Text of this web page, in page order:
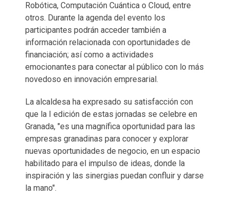
Robótica, Computación Cuántica o Cloud, entre
otros. Durante la agenda del evento los
participantes podrán acceder también a
información relacionada con oportunidades de
financiación; así como a actividades
emocionantes para conectar al público con lo más
novedoso en innovación empresarial.
La alcaldesa ha expresado su satisfacción con
que la I edición de estas jornadas se celebre en
Granada, "es una magnífica oportunidad para las
empresas granadinas para conocer y explorar
nuevas oportunidades de negocio, en un espacio
habilitado para el impulso de ideas, donde la
inspiración y las sinergias puedan confluir y darse
la mano".